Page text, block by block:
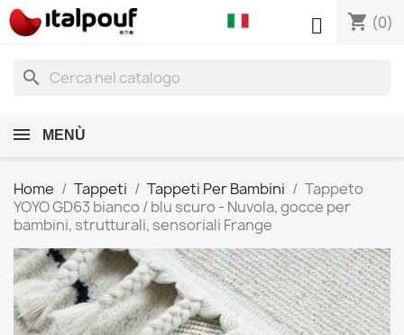
shopping_cart (0)

search
MENÙ
Home Tappeti Tappeti Per Bambini
Tappeto
YOYO GD63 bianco / blu scuro - Nuvola, gocce per
bambini, strutturali, sensoriali Frange